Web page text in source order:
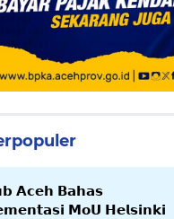
𝗔𝗰𝗲𝗵 𝗕𝗮𝗵𝗮𝘀
𝗠𝗼𝗨 𝗛𝗲𝗹𝘀𝗶𝗻𝗸𝗶